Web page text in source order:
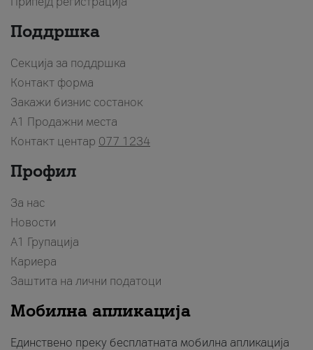
Поддршка
Секција за поддршка
Контакт форма
Закажи бизнис состанок
A1 Продажни места
Контакт центар 077 1234
Профил
За нас
Новости
А1 Групација
Кариера
Заштита на лични податоци
Мобилна апликација
Единствено преку бесплатната мобилна апликација